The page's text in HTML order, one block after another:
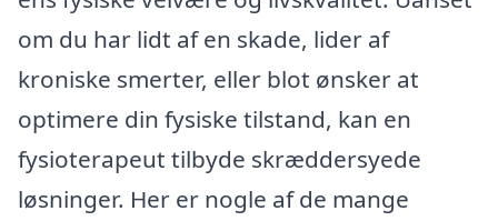
om du har lidt af en skade, lider af
kroniske smerter, eller blot ønsker at
optimere din fysiske tilstand, kan en
fysioterapeut tilbyde skræddersyede
løsninger. Her er nogle af de mange